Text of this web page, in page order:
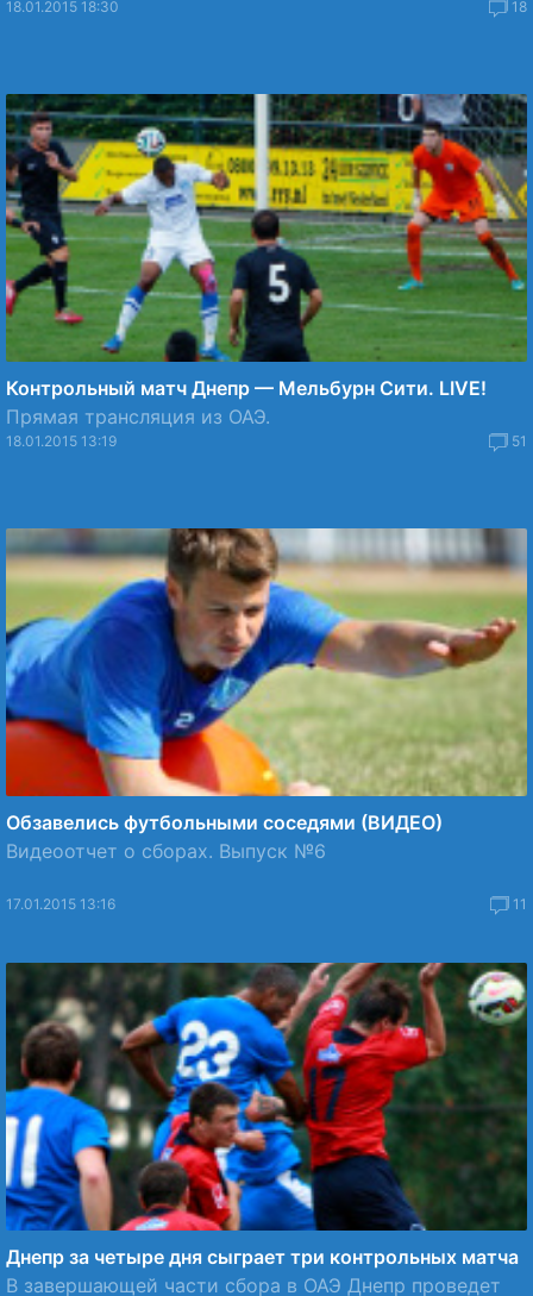
18.01.2015 18:30 18
Контрольный матч Днепр — Мельбурн Сити. LIVE!
Прямая трансляция из ОАЭ.
18.01.2015 13:19 51
Обзавелись футбольными соседями (ВИДЕО)
Видеоотчет о сборах. Выпуск №6
17.01.2015 13:16 11
Днепр за четыре дня сыграет три контрольных матча
В завершающей части сбора в ОАЭ Днепр проведет